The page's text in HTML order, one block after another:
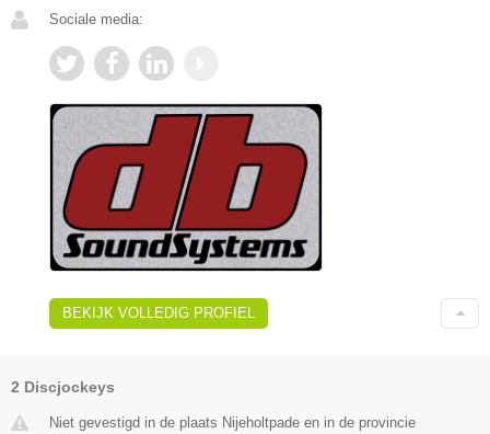
Sociale media:
BEKIJK VOLLEDIG PROFIEL
2 Discjockeys
Niet gevestigd in de plaats Nijeholtpade en in de provincie